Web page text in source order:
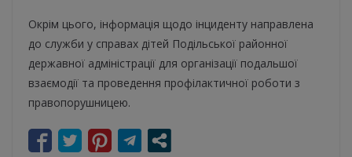
Окрім цього, інформація щодо інциденту направлена
до служби у справах дітей Подільської районної
державної адміністрації для організації подальшої
взаємодії та проведення профілактичної роботи з
правопорушницею.